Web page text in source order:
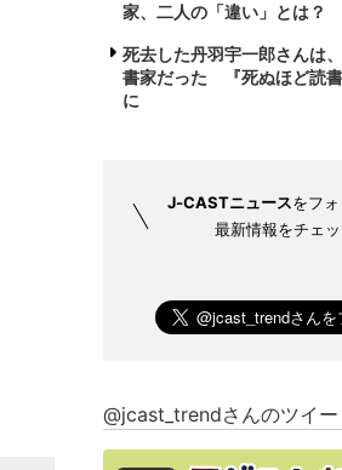
家、二人の「違い」とは？
死去した丹羽宇一郎さんは
書家だった 『死ぬほど読
に
J-CASTニュースをフ
最新情報をチェッ
@jcast_trendさんのツイー